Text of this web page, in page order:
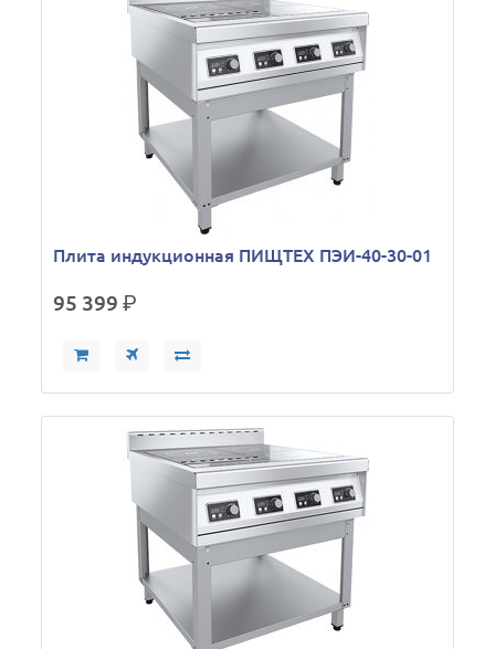
Плита индукционная ПИЩТЕХ ПЭИ-40-30-01
95 399р.